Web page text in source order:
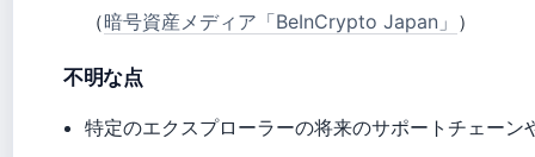
（暗号資産メディア「BeInCrypto Japan」 ）
不明な点
特定のエクスプローラーの将来のサポートチェーン